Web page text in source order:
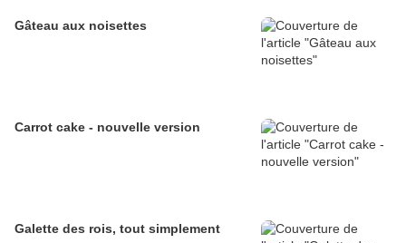
Gâteau aux noisettes
Carrot cake - nouvelle version
Galette des rois, tout simplement